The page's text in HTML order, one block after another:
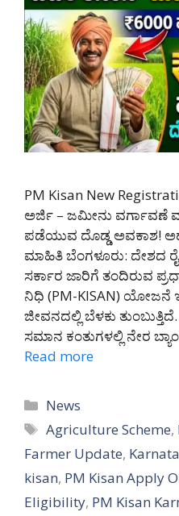
PM Kisan New
ಅರ್ಜಿ – ಜಮೀನು ವರ್ಗಾವಣೆ
ಪಡೆಯುವ ದೊಡ್ಡ ಅವಕಾಶ!
ಮಾಹಿತಿ ಬೆಂಗಳೂರು: ದೇಶದ
ಸರ್ಕಾರ ಜಾರಿಗೆ ತಂದಿರುವ
ನಿಧಿ (PM-KISAN) ಯೋಜನೆ
ಜೀವನದಲ್ಲಿ ಬೆಳಕು
ಸಮಾನ ಕಂತುಗಳಲ್ಲಿ ನೇರ
Read more
Categories
News
Tags
Agriculture Scheme,
Farmer Update,
kisan, PM Kisan Apply
Eligibility, PM Kisan